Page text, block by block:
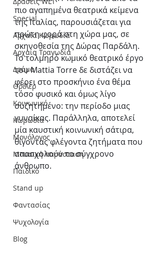
Special
Αρχαία Κωμωδία
Αρχαία Τραγωδία
Δράμα
Θρίλερ
Κοινωνικό
Κωμωδία
Μονόλογος
Μουσική παράσταση
Παιδικό
Stand up
Φαντασίας
Ψυχολογία
Blog
πιο αγαπημένα θεατρικά κείμενα
της Ιταλίας, παρουσιάζεται για
πρώτη φορά στη χώρα μας, σε
σκηνοθεσία της Δώρας Παρδάλη.
Το τολμηρό κωμικό θεατρικό έργο
του Mattia Torre δε διστάζει να
φέρει στο προσκήνιο ένα θέμα
τόσο φυσικό και όμως λίγο
συζητημένο: την περίοδο μιας
γυναίκας. Παράλληλα, αποτελεί
μία καυστική κοινωνική σάτιρα,
θίγοντας φλέγοντα ζητήματα που
απασχολούν το σύγχρονο
άνθρωπο.